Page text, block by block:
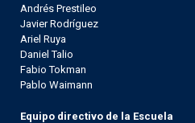
Andrés Prestileo
Javier Rodríguez
Ariel Ruya
Daniel Talio
Fabio Tokman
Pablo Waimann
Equipo directivo de la Escuela